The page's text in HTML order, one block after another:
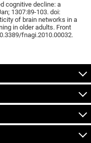
cognitive decline: a
1307:89-103. doi:
of brain networks in a
in older adults. Front
fnagi.2010.00032.